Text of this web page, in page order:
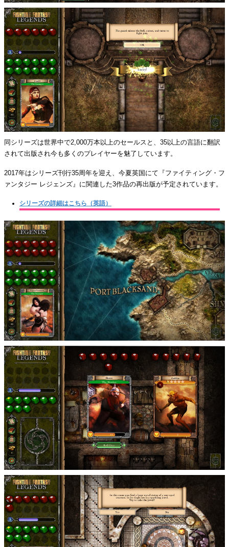
同シリーズは世界中で2,000万本以上のセールスと、35以上の言語に翻訳
されて出版され今も多くのプレイヤーを魅了しています。
2017年はシリーズ刊行35周年を迎え、今夏英国にて『ファイティング・フ
ァンタジー レジェンズ』に関連した3作品の再出版が予定されています。
シリーズの詳細はこちら（英語）